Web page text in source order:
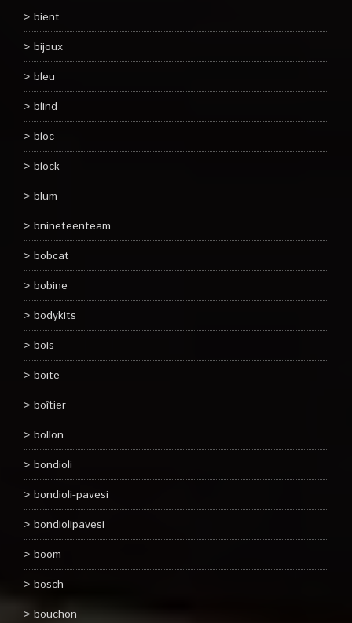
bient
bijoux
bleu
blind
bloc
block
blum
bnineteenteam
bobcat
bobine
bodykits
bois
boite
boîtier
bollon
bondioli
bondioli-pavesi
bondiolipavesi
boom
bosch
bouchon